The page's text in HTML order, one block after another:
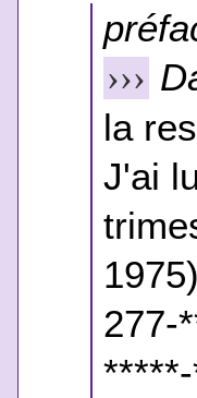
›››
la
J'ai
277-